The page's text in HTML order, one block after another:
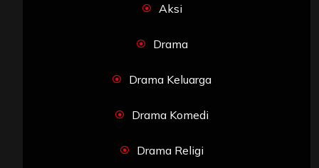
Aksi
Drama
Drama Keluarga
Drama Komedi
Drama Religi